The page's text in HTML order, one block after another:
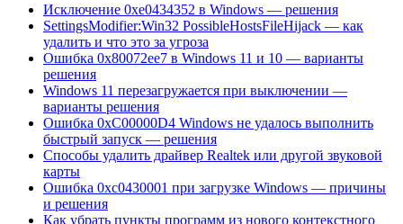
Исключение 0xe0434352 в Windows — решения
SettingsModifier:Win32 PossibleHostsFileHijack — как
удалить и что это за угроза
Ошибка 0x80072ee7 в Windows 11 и 10 — варианты
решения
Windows 11 перезагружается при выключении —
варианты решения
Ошибка 0xC00000D4 Windows не удалось выполнить
быстрый запуск — решения
Способы удалить драйвер Realtek или другой звуковой
карты
Ошибка 0xc0430001 при загрузке Windows — причины
и решения
Как убрать пункты программ из нового контекстного